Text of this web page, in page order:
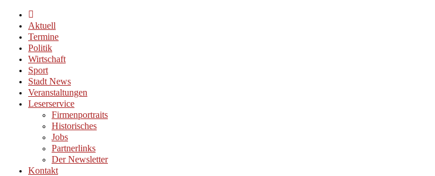
Aktuell
Termine
Politik
Wirtschaft
Sport
Stadt News
Veranstaltungen
Leserservice
Firmenportraits
Historisches
Jobs
Partnerlinks
Der Newsletter
Kontakt